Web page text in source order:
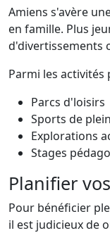
Amiens s'avère
en famille. Plus
d'divertissements
Parmi les activités
Parcs d'loisirs
Sports de
Explorations
Stages
Planifier
Pour bénéficier
il est judicieux de